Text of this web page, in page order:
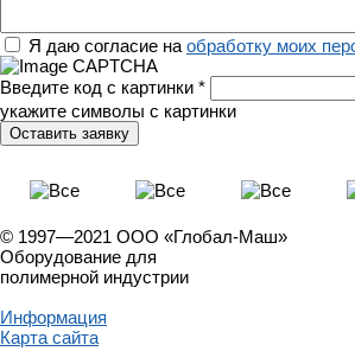
РегионЯ даю согласие на обработку моих
Введите код с картинки *
укажите символы с картинки
© 1997—2021 ООО «Глобал-Маш»
Оборудование для
полимерной индустрии
Информация
Карта сайта